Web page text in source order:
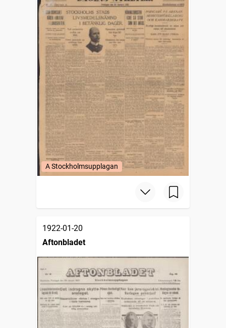
A Stockholmsupplagan
1922-01-20
Aftonbladet